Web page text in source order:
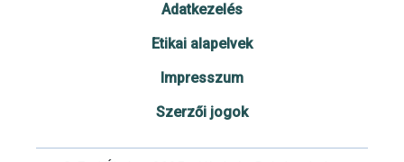
Adatkezelés
Etikai alapelvek
Impresszum
Szerzői jogok